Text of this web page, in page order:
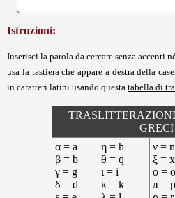
Istruzioni:
Inserisci la parola da cercare senza accenti
usa la tastiera che appare a destra della
in caratteri latini usando questa tabella di
GRECI
α = a
β = b
γ = g
δ = d
η = h
θ = q
ι = i
κ = k
ν = n
ξ = x
ο = o
π = p